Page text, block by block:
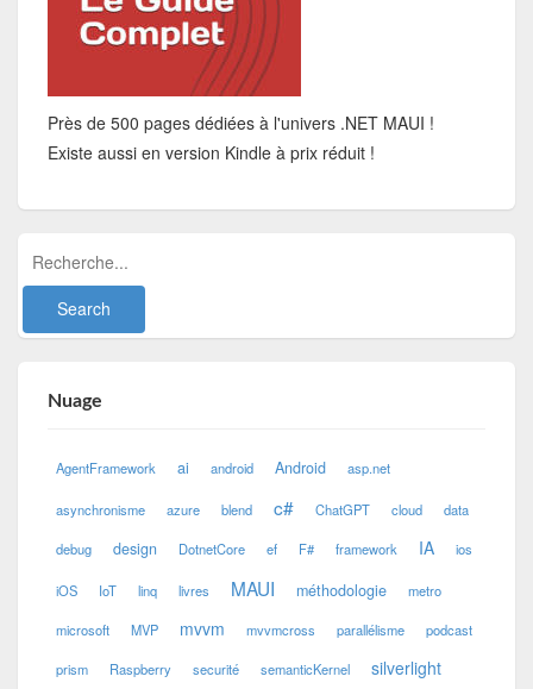
Près de 500 pages dédiées à l'univers .NET MAUI !
Existe aussi en version Kindle à prix réduit !
Nuage
AgentFramework ai android Android asp.net
asynchronisme azure blend c# ChatGPT cloud data
debug design DotnetCore ef F# framework IA ios
iOS IoT linq livres MAUI méthodologie metro
microsoft MVP mvvm mvvmcross parallélisme podcast
prism Raspberry securité semanticKernel silverlight